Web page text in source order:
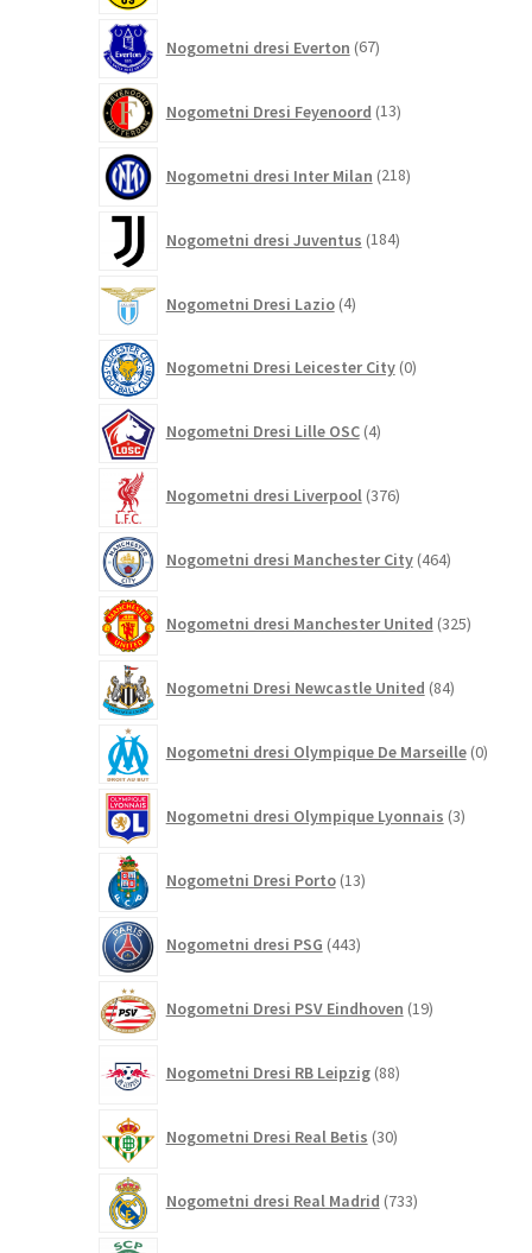
Nogometni dresi Everton 67izdelkov
Nogometni Dresi Feyenoord 13izdelkov
Nogometni dresi Inter Milan 218izdelkov
Nogometni dresi Juventus 184izdelkov
Nogometni Dresi Lazio 4izdelki
Nogometni Dresi Leicester City 0izdelkov
Nogometni Dresi Lille OSC 4izdelki
Nogometni dresi Liverpool 376izdelkov
Nogometni dresi Manchester City 464izdelkov
Nogometni dresi Manchester United 325izdelkov
Nogometni Dresi Newcastle United 84izdelkov
Nogometni dresi Olympique De Marseille 0
Nogometni dresi Olympique Lyonnais 3izdelki
Nogometni Dresi Porto 13izdelkov
Nogometni dresi PSG 443izdelkov
Nogometni Dresi PSV Eindhoven 19izdelkov
Nogometni Dresi RB Leipzig 88izdelkov
Nogometni Dresi Real Betis 30izdelkov
Nogometni dresi Real Madrid 733izdelkov